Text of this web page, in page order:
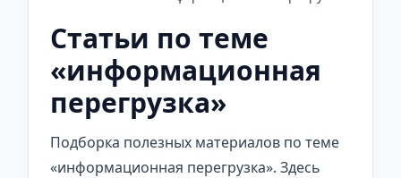
Статьи по теме
«информационная
перегрузка»
Подборка полезных материалов по теме
«информационная перегрузка». Здесь